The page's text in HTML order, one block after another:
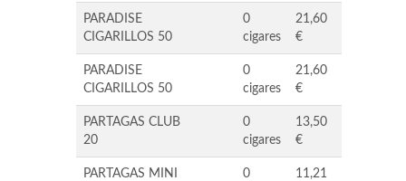
PARADISE
CIGARILLOS 50
0
cigares
21,60
€
PARADISE
CIGARILLOS 50
0
cigares
21,60
€
PARTAGAS CLUB
20
0
cigares
13,50
€
PARTAGAS MINI
0
11,21